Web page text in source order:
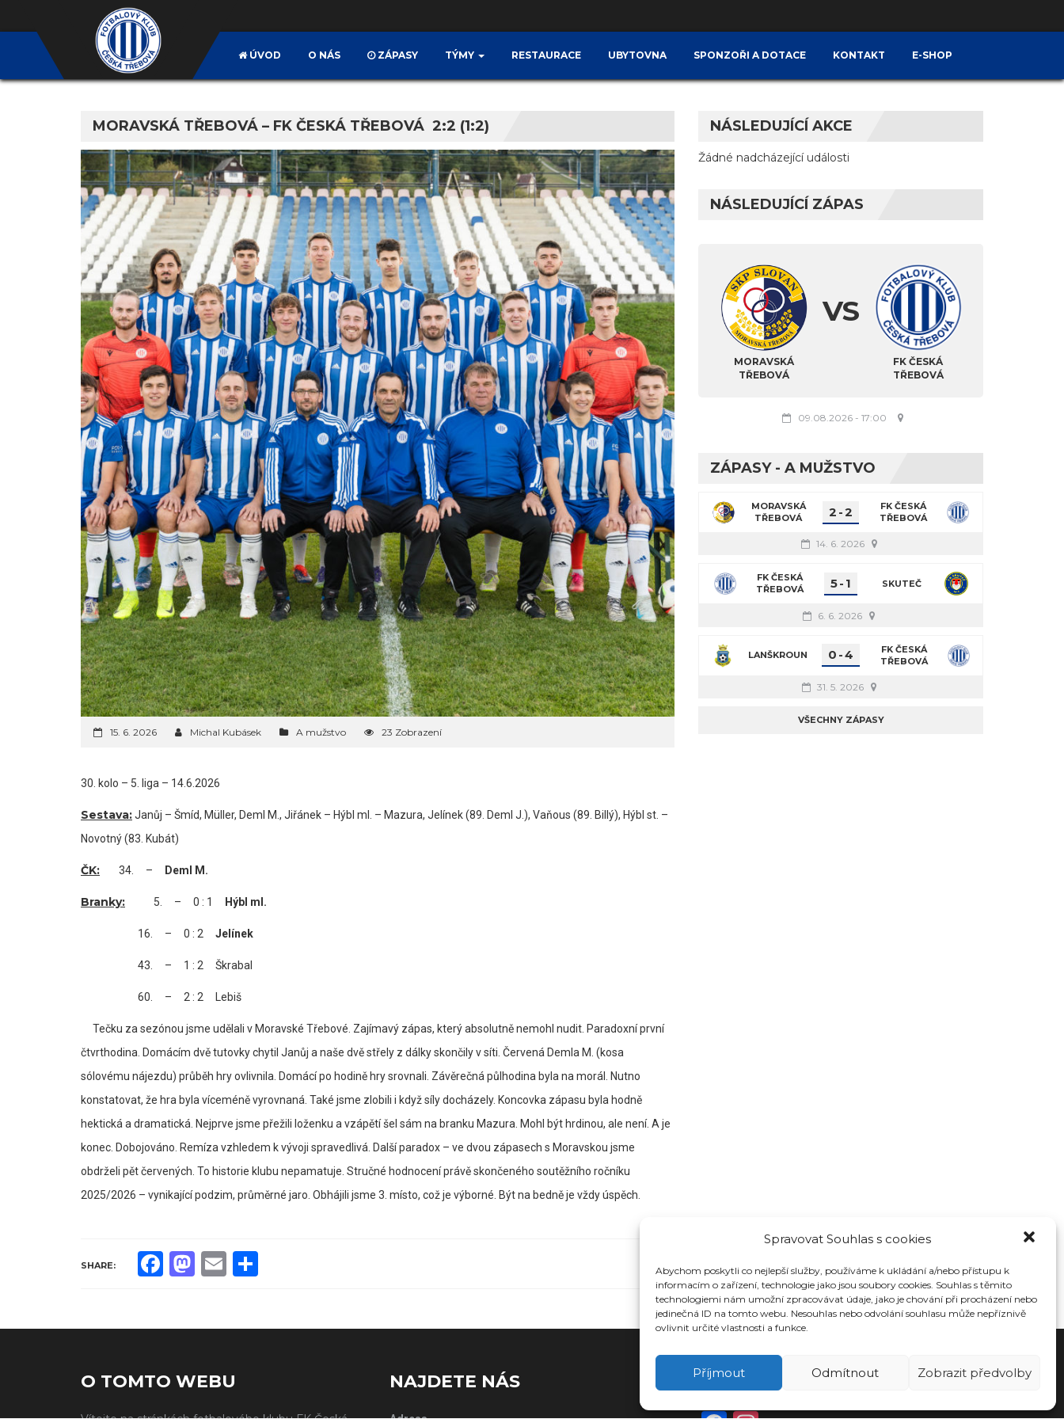
Spravovat Souhlas s cookies
Abychom poskytli co nejlepší služby, používáme k ukládání a/nebo přístupu k
informacím o zařízení, technologie jako jsou soubory cookies. Souhlas s těmito
technologiemi nám umožní zpracovávat údaje, jako je chování při procházení nebo
jedinečná ID na tomto webu. Nesouhlas nebo odvolání souhlasu může nepříznivě
ovlivnit určité vlastnosti a funkce.
Příjmout Odmítnout Zobrazit předvolby
ÚVOD O NÁS ZÁPASY TÝMY RESTAURACE UBYTOVNA SPONZOŘI A DOTACE KONTAKT E-SHOP
MORAVSKÁ TŘEBOVÁ – FK ČESKÁ TŘEBOVÁ 2:2 (1:2)
15. 6. 2026 Michal Kubásek A mužstvo 23 Zobrazení
30. kolo – 5. liga – 14.6.2026
Sestava:Janůj – Šmíd, Müller, Deml M., Jiřánek – Hýbl ml. – Mazura, Jelínek (89. Deml J.), Vaňous (89. Billý), Hýbl st. –
Novotný (83. Kubát)
ČK: 34. – Deml M.
Branky: 5. – 0 : 1 Hýbl ml.
16. – 0 : 2 Jelínek
43. – 1 : 2 Škrabal
60. – 2 : 2 Lebiš
Tečku za sezónou jsme udělali v Moravské Třebové. Zajímavý zápas, který absolutně nemohl nudit. Paradoxní první
čtvrthodina. Domácím dvě tutovky chytil Janůj a naše dvě střely z dálky skončily v síti. Červená Demla M. (kosa
sólovému nájezdu) průběh hry ovlivnila. Domácí po hodině hry srovnali. Závěrečná půlhodina byla na morál. Nutno
konstatovat, že hra byla víceméně vyrovnaná. Také jsme zlobili i když síly docházely. Koncovka zápasu byla hodně
hektická a dramatická. Nejprve jsme přežili loženku a vzápětí šel sám na branku Mazura. Mohl být hrdinou, ale není. A je
konec. Dobojováno. Remíza vzhledem k vývoji spravedlivá. Další paradox – ve dvou zápasech s Moravskou jsme
obdrželi pět červených. To historie klubu nepamatuje. Stručné hodnocení právě skončeného soutěžního ročníku
2025/2026 – vynikající podzim, průměrné jaro. Obhájili jsme 3. místo, což je výborné. Být na bedně je vždy úspěch.
SHARE: Facebook
Mastodon
Email
NÁSLEDUJÍCÍ AKCE
Žádné nadcházející události
NÁSLEDUJÍCÍ ZÁPAS
MORAVSKÁ
TŘEBOVÁ
VS
FK ČESKÁ
TŘEBOVÁ
09.08.2026 - 17:00
ZÁPASY - A MUŽSTVO
MORAVSKÁ
TŘEBOVÁ
2 -2
FK ČESKÁ
TŘEBOVÁ
14. 6. 2026
FK ČESKÁ
TŘEBOVÁ
5- 1 SKUTEČ
6. 6. 2026
LANŠKROUN 0 -4
FK ČESKÁ
TŘEBOVÁ
31. 5. 2026
VŠECHNY ZÁPASY
O TOMTO WEBU NAJDETE NÁS SOCIÁLNÍ SÍTĚ